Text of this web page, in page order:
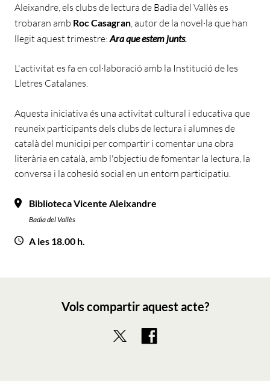
Aleixandre, els clubs de lectura de Badia del Vallès es
trobaran amb Roc Casagran , autor de la novel·la que han
llegit aquest trimestre: Ara que estem junts.
L'activitat es fa en col·laboració amb la Institució de les
Lletres Catalanes.
Aquesta iniciativa és una activitat cultural i educativa que
reuneix participants dels clubs de lectura i alumnes de
català del municipi per compartir i comentar una obra
literària en català, amb l'objectiu de fomentar la lectura, la
conversa i la cohesió social en un entorn participatiu.
Biblioteca Vicente Aleixandre
Badia del Vallès
A les 18.00 h.
Vols compartir aquest acte?